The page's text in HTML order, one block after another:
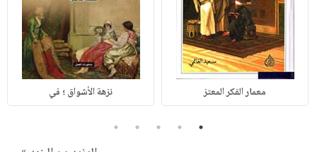
معمار الفكر المعتز نزهة الأشواق ؛ في
1
2
3
4
5